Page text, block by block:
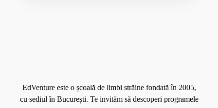
EdVenture este o școală de limbi străine fondată în 2005,
cu sediul în București. Te invităm să descoperi programele